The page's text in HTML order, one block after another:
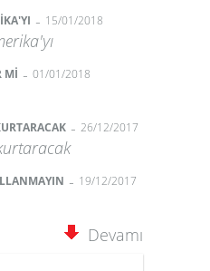
- 15/01/2018
Mİ - 01/01/2018
- 26/12/2017
- 19/12/2017
Devamı